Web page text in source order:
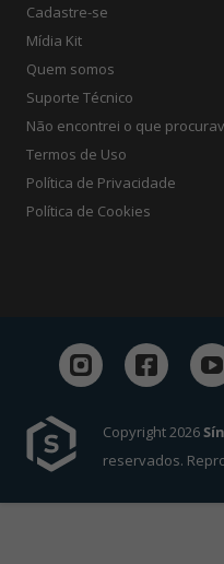
Cadastre-se
Mídia Kit
Quem somos
Suporte Técnico
Não encontrei o que
Termos de Uso
Política de Privacidade
Política de Cookies
Copyright 2026
reservados.